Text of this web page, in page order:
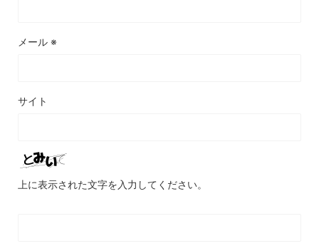
メール ※
サイト
上に表示された文字を入力してください。